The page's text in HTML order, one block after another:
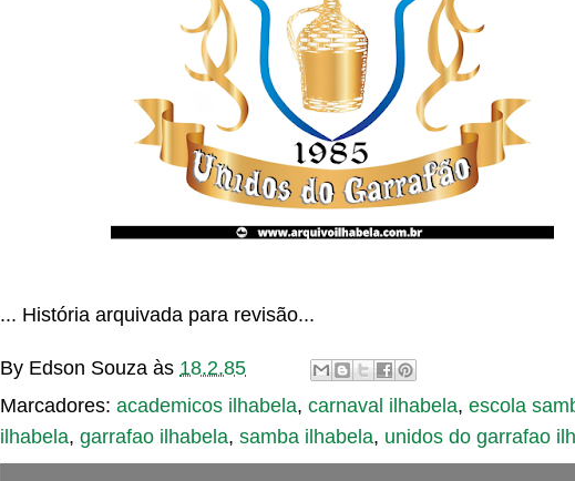
... História arquivada para revisão...
By Edson Souza às 18.2.85
Marcadores: academicos ilhabela, carnaval ilhabela, escola
ilhabela, garrafao ilhabela, samba ilhabela, unidos do garrafao